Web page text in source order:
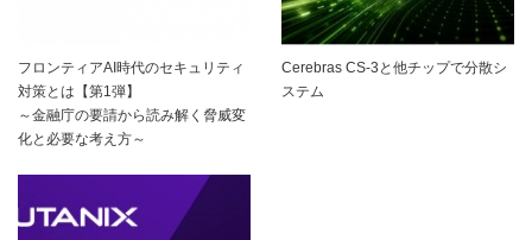
フロンティアAI時代のセキュリティ
対策とは【第1弾】
～金融庁の要請から読み解く脅威変
化と必要な考え方～
Cerebras CS-3と他チップで分散シ
ステム